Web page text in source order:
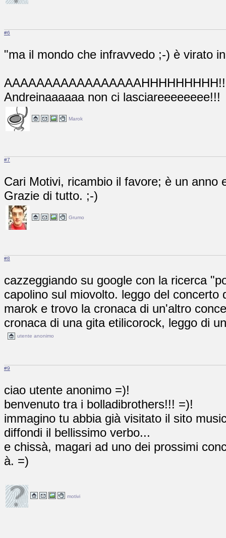
#6
"ma il mondo che infravvedo ;-) è virato
Andreinaaaaaa non ci lasciareeeeeeee!!!
Marok
#7
Cari Motivi, ricambio il favore; è un anno
Grazie di tutto. ;-)
Grumo
#8
cazzeggiando su google con la ricerca
capolino sul miovolto. leggo del
marok e trovo la cronaca di un'altro
cronaca di una gita etilicorock, leggo di
utente anonimo
#9
ciao utente anonimo =)!
benvenuto tra i bolladibrothers!!! =)!
immagino tu abbia già visitato il sito
diffondi il bellissimo verbo...
e chissà, magari ad uno dei prossimi
à. =)
motivi